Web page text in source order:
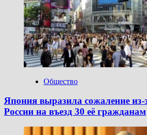
Общество
Япония выразила сожаление из-
России на въезд 30 её гражданам